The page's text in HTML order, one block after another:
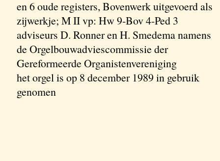
en 6 oude registers, Bovenwerk uitgevoerd als
zijwerkje; M II vp: Hw 9-Bov 4-Ped 3
adviseurs D. Ronner en H. Smedema namens
de Orgelbouwadviescommissie der
Gereformeerde Organistenvereniging
het orgel is op 8 december 1989 in gebruik
genomen